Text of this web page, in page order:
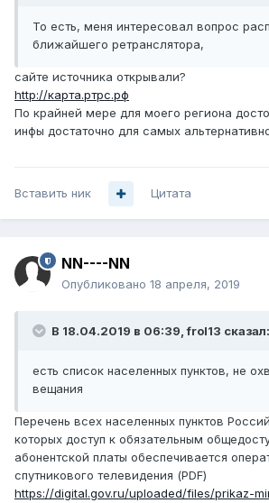
То есть, меня интересовал вопрос
ближайшего ретранслятора,
сайте источника открывали?
http://карта.ртрс.рф
По крайней мере для моего региона
инфы достаточно для самых
Вставить ник Цитата
NN----NN
Опубликовано 18 апреля, 2019
В 18.04.2019 в 06:39,frol13 сказал:
есть список населенных пунктов, не
вещания
Перечень всех населенных пунктов
которых доступ к обязательным
абонентской платы обеспечивается
спутникового телевидения (PDF)
https://digital.gov.ru/uploaded/files/prikaz-